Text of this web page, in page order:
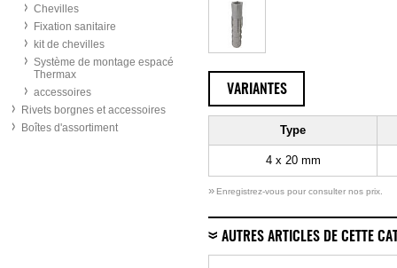
Chevilles
Fixation sanitaire
kit de chevilles
Système de montage espacé
Thermax
accessoires
Rivets borgnes et accessoires
Boîtes d'assortiment
VARIANTES
Type
4 x 20 mm
» Enregistrez-vous pour consulter nos prix.
AUTRES ARTICLES DE CETTE